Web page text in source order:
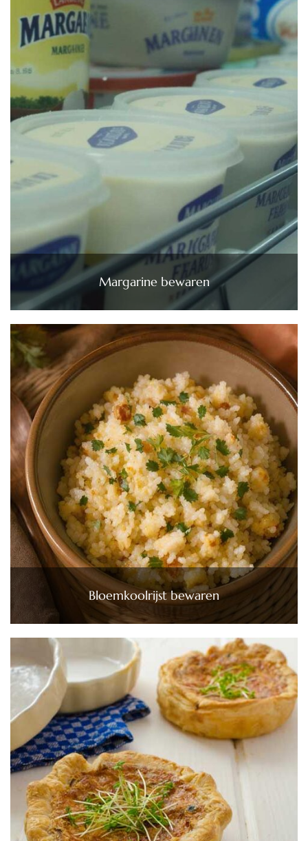
Margarine bewaren
Bloemkoolrijst bewaren